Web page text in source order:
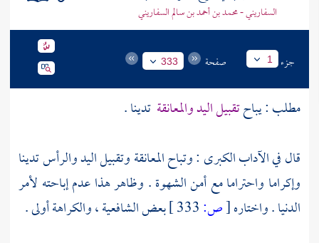
السفاريني - محمد بن أحمد بن سالم السفاريني
جزء 1 صفحة 333
مطلب : يباحتقبيل اليد والمعانقة تدينا .
قال في الآداب الكبرى : وتباح المعانقة وتقبيل اليد والرأس تدينا
وإكراما واحتراما مع أمن الشهوة . وظاهر هذا عدم إباحته لأمر
الدنيا . واختاره[ص:
بعض الشافعية ، والكراهة أولى .